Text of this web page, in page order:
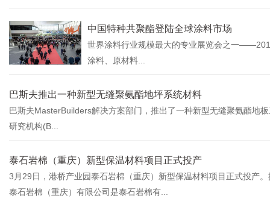
中国特种共聚酯登陆全球涂料市场
世界涂料行业规模最大的专业展览会之一
涂料、原材料...
巴斯夫推出一种新型无缝聚氨酯地坪系统材料
巴斯夫MasterBuilders解决方案部门，推出了一种新型无缝聚氨酯
研究机构(B...
泰石岩棉（重庆）新型保温材料项目正式投产
3月29日，港桥产业园泰石岩棉（重庆）新型保温材料项目正式投产
泰石岩棉（重庆）有限公司是泰石岩棉有...